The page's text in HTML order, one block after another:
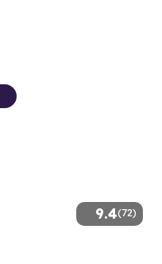
9.4(72)